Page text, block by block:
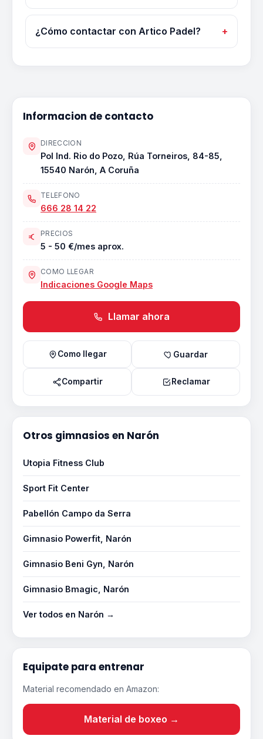
¿Cómo contactar con Artico Padel?
Informacion de contacto
DIRECCION
Pol Ind. Rio do Pozo, Rúa Torneiros, 84-85,
15540 Narón, A Coruña
TELEFONO
666 28 14 22
PRECIOS
5 - 50 €/mes aprox.
COMO LLEGAR
Indicaciones Google Maps
Llamar ahora
Como llegar Guardar
Compartir Reclamar
Otros gimnasios en Narón
Utopia Fitness Club
Sport Fit Center
Pabellón Campo da Serra
Gimnasio Powerfit, Narón
Gimnasio Beni Gyn, Narón
Gimnasio Bmagic, Narón
Ver todos en Narón →
Equipate para entrenar
Material recomendado en Amazon:
Material de boxeo →